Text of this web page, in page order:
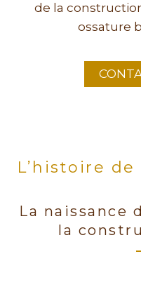
de la
ossature
L’histoire
La naissance
la